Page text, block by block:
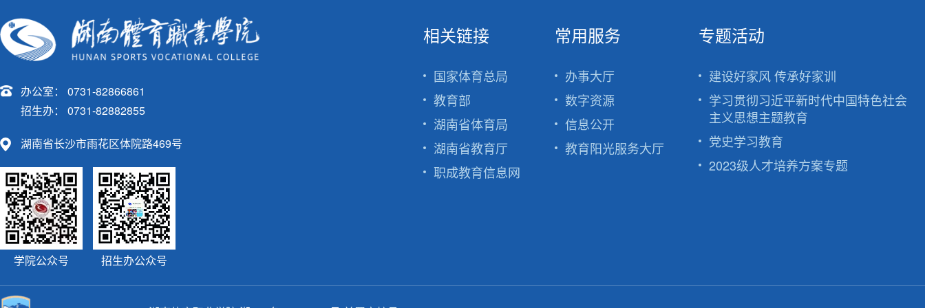
办公室： 0731-82866861
招生办： 0731-82882855
湖南省长沙市雨花区体院路469号
学院公众号 招生办公众号
专题活动
建设好家风 传承好家训
学习贯彻习近平新时代中国特色社会
主义思想主题教育
党史学习教育
2023级人才培养方案专题
常用服务
办事大厅
数字资源
信息公开
教育阳光服务大厅
相关链接
国家体育总局
教育部
湖南省体育局
湖南省教育厅
职成教育信息网